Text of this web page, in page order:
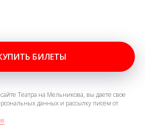
БИЛЕТЫ
Театра на Мельникова, вы даете свое
данных и рассылку писем от